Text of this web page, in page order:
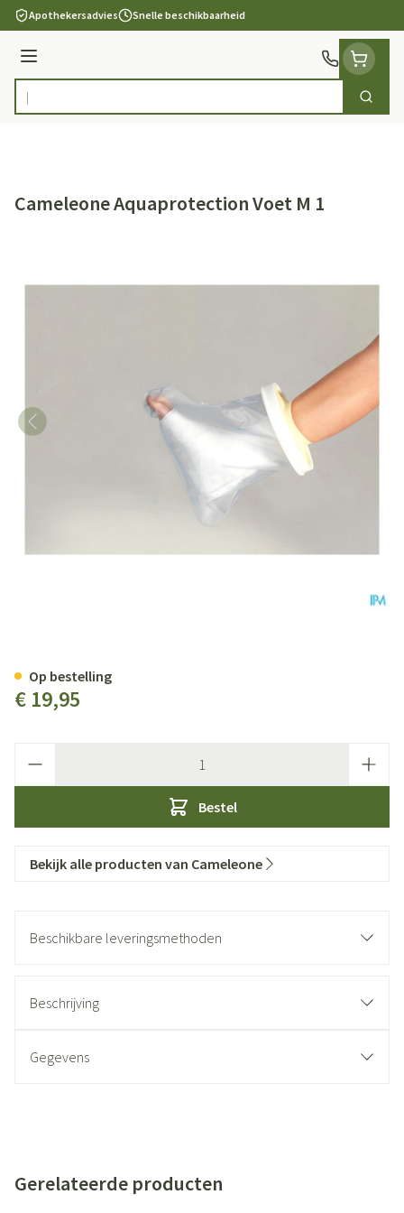
Ga naar de inhoud
Apothekersadvies Snelle beschikbaarheid
Menu
Product, merk, categorie... Zoek
Cameleone Aquaprotection Voet M 1
€ 19,95
Bestel
Op bestelling
Bekijk alle producten van Cameleone
Beschikbare leveringsmethoden
Beschrijving
Gegevens
Gerelateerde producten